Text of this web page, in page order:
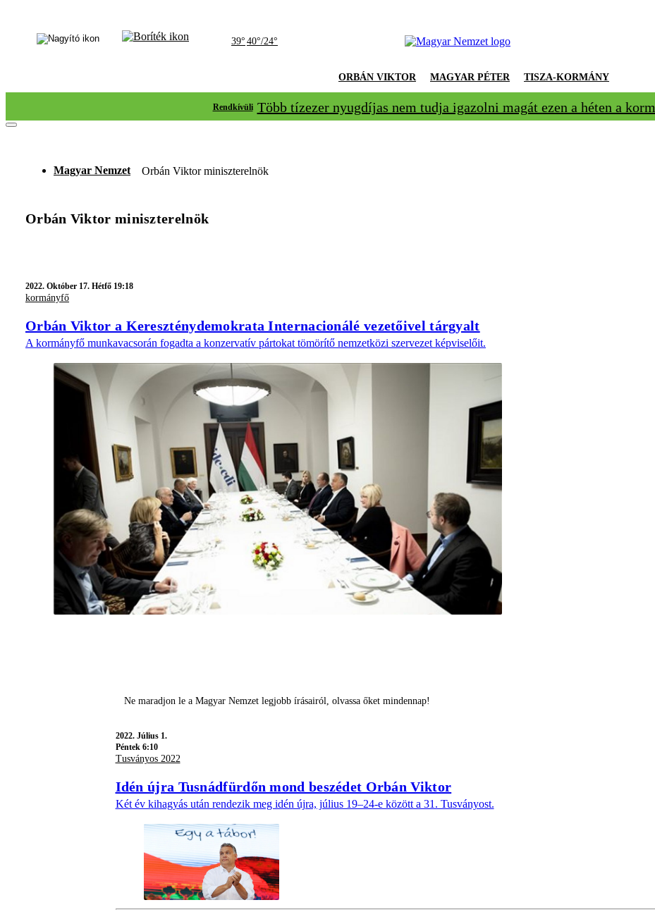
39° 40°/24°
ORBÁN VIKTOR MAGYAR PÉTER TISZA-KORMÁNY
Rendkívüli Több tízezer nyugdíjas nem tudja igazolni magát ezen a héten a
Magyar Nemzet Orbán Viktor miniszterelnök
Orbán Viktor miniszterelnök
2022. Október 17. Hétfő 19:18
kormányfő
Orbán Viktor a Kereszténydemokrata Internacionálé vezetőivel tárgyalt
A kormányfő munkavacsorán fogadta a konzervatív pártokat tömörítő nemzetközi szervezet képviselőit.
Ne maradjon le a Magyar Nemzet legjobb írásairól, olvassa őket mindennap!
2022. Július 1.
Péntek 6:10
Tusványos 2022
Idén újra Tusnádfürdőn mond beszédet Orbán Viktor
Két év kihagyás után rendezik meg idén újra, július 19–24-e között a 31. Tusványost.